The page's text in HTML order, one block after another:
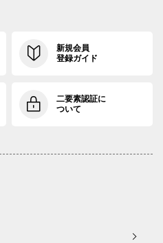
新規会員
登録ガイド
二要素認証に
ついて